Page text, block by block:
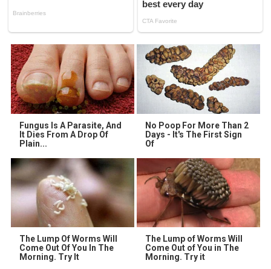
Fungus Is A Parasite, And
It Dies From A Drop Of
Plain...
No Poop For More Than 2
Days - It's The First Sign
Of
The Lump Of Worms Will
Come Out Of You In The
Morning. Try It
The Lump of Worms Will
Come Out of You in The
Morning. Try it